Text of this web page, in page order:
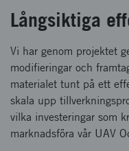
Långsiktiga
Vi har genom projektet
modifieringar och
materialet tunt på ett
skala upp
vilka investeringar som
marknadsföra vår UAV